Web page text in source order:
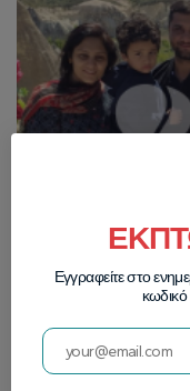
Εγγραφείτε στο